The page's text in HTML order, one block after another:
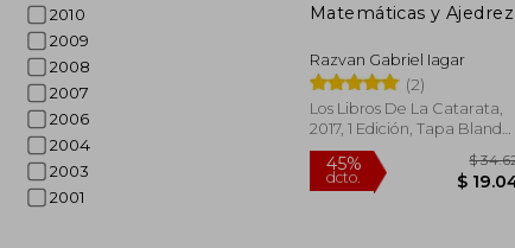
2010
2009
2008
2007
2006
2004
2003
2001
dcto.
Matemáticas y Ajedrez
Razvan Gabriel Iagar
(2)
Los Libros De La Catarata,
2017, 1 Edición, Tapa Blanda,
Nuevo